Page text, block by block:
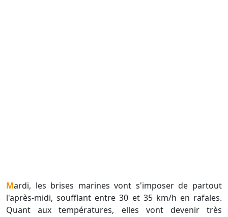
Mardi, les brises marines vont s'imposer de partout
l'après-midi, soufflant entre 30 et 35 km/h en rafales.
Quant aux températures, elles vont devenir très